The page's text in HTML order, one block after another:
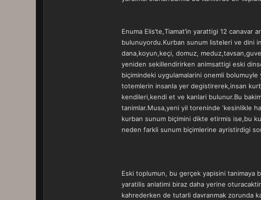
Enuma Elis’te,Tiamat’in yarattigi 12
bulunuyordu.Kurban sunum listeleri ve dini
dana,koyun,keçi, domuz,
yeniden sekillendirirken animsattigi eski
biçimindeki uygulamalarini onemli
totemlerin insanla yer degistirerek,insan
kendileri,kendi et ve kanlari bulunur.Bu
tanimlar.Musa,yeni yil toreninde ‘kesinlikle
kurban sunum biçimini dikte etirmis ise,bu
neden farkli sunum biçimlerine ayristirdigi
Eski toplumun, bu gerçek yapisini tanimaya
yaratilis anlatimi biraz daha yerine
kahrederken de tutarli davranmak zorunda